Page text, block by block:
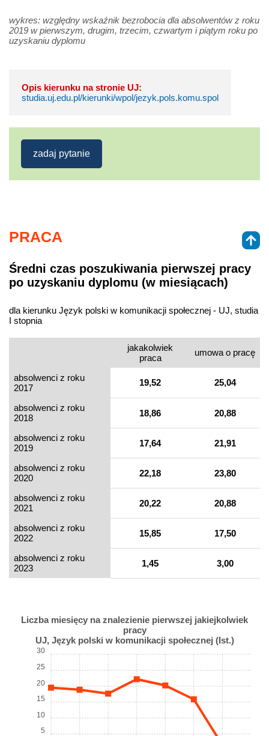
wykres: względny wskaźnik bezrobocia dla absolwentów z roku
2019 w pierwszym, drugim, trzecim, czwartym i piątym roku po
uzyskaniu dyplomu
Opis kierunku na stronie UJ:
studia.uj.edu.pl/kierunki/wpol/jezyk.pols.komu.spol
zadaj pytanie
PRACA
Średni czas poszukiwania pierwszej pracy
po uzyskaniu dyplomu (w miesiącach)
dla kierunku Język polski w komunikacji społecznej - UJ, studia
I stopnia
jakakolwiek
praca
umowa o pracę
absolwenci z roku
2017
19,52 25,04
absolwenci z roku
2018
18,86 20,88
absolwenci z roku
2019
17,64 21,91
absolwenci z roku
2020
22,18 23,80
absolwenci z roku
2021
20,22 20,88
absolwenci z roku
2022
15,85 17,50
absolwenci z roku
2023
1,45 3,00
Liczba miesięcy na znalezienie pierwszej jakiejkolwiek
pracy
UJ, Język polski w komunikacji społecznej (Ist.)
5
10
15
20
25
30